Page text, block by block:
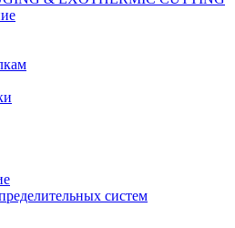
систем